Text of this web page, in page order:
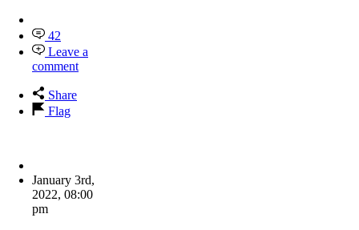
42
Leave a
comment
Share
Flag
January 3rd,
2022, 08:00
pm